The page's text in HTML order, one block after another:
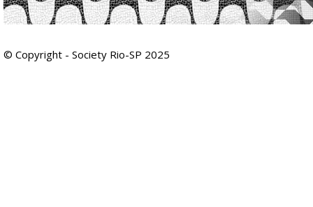
© Copyright - Society Rio-SP 2025